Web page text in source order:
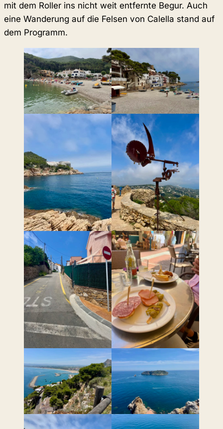
mit dem Roller ins nicht weit entfernte Begur. Auch
eine Wanderung auf die Felsen von Calella stand auf
dem Programm.